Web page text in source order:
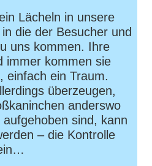
Lächeln in unsere
die der Besucher und
uns kommen. Ihre
immer kommen sie
einfach ein Traum.
überzeugen,
anderswo
sind, kann
– die Kontrolle